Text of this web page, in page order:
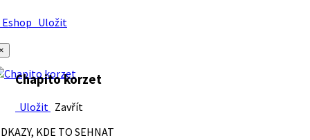
Uložit
Chapito korzet
Uložit Zavřít
KDE TO SEHNAT